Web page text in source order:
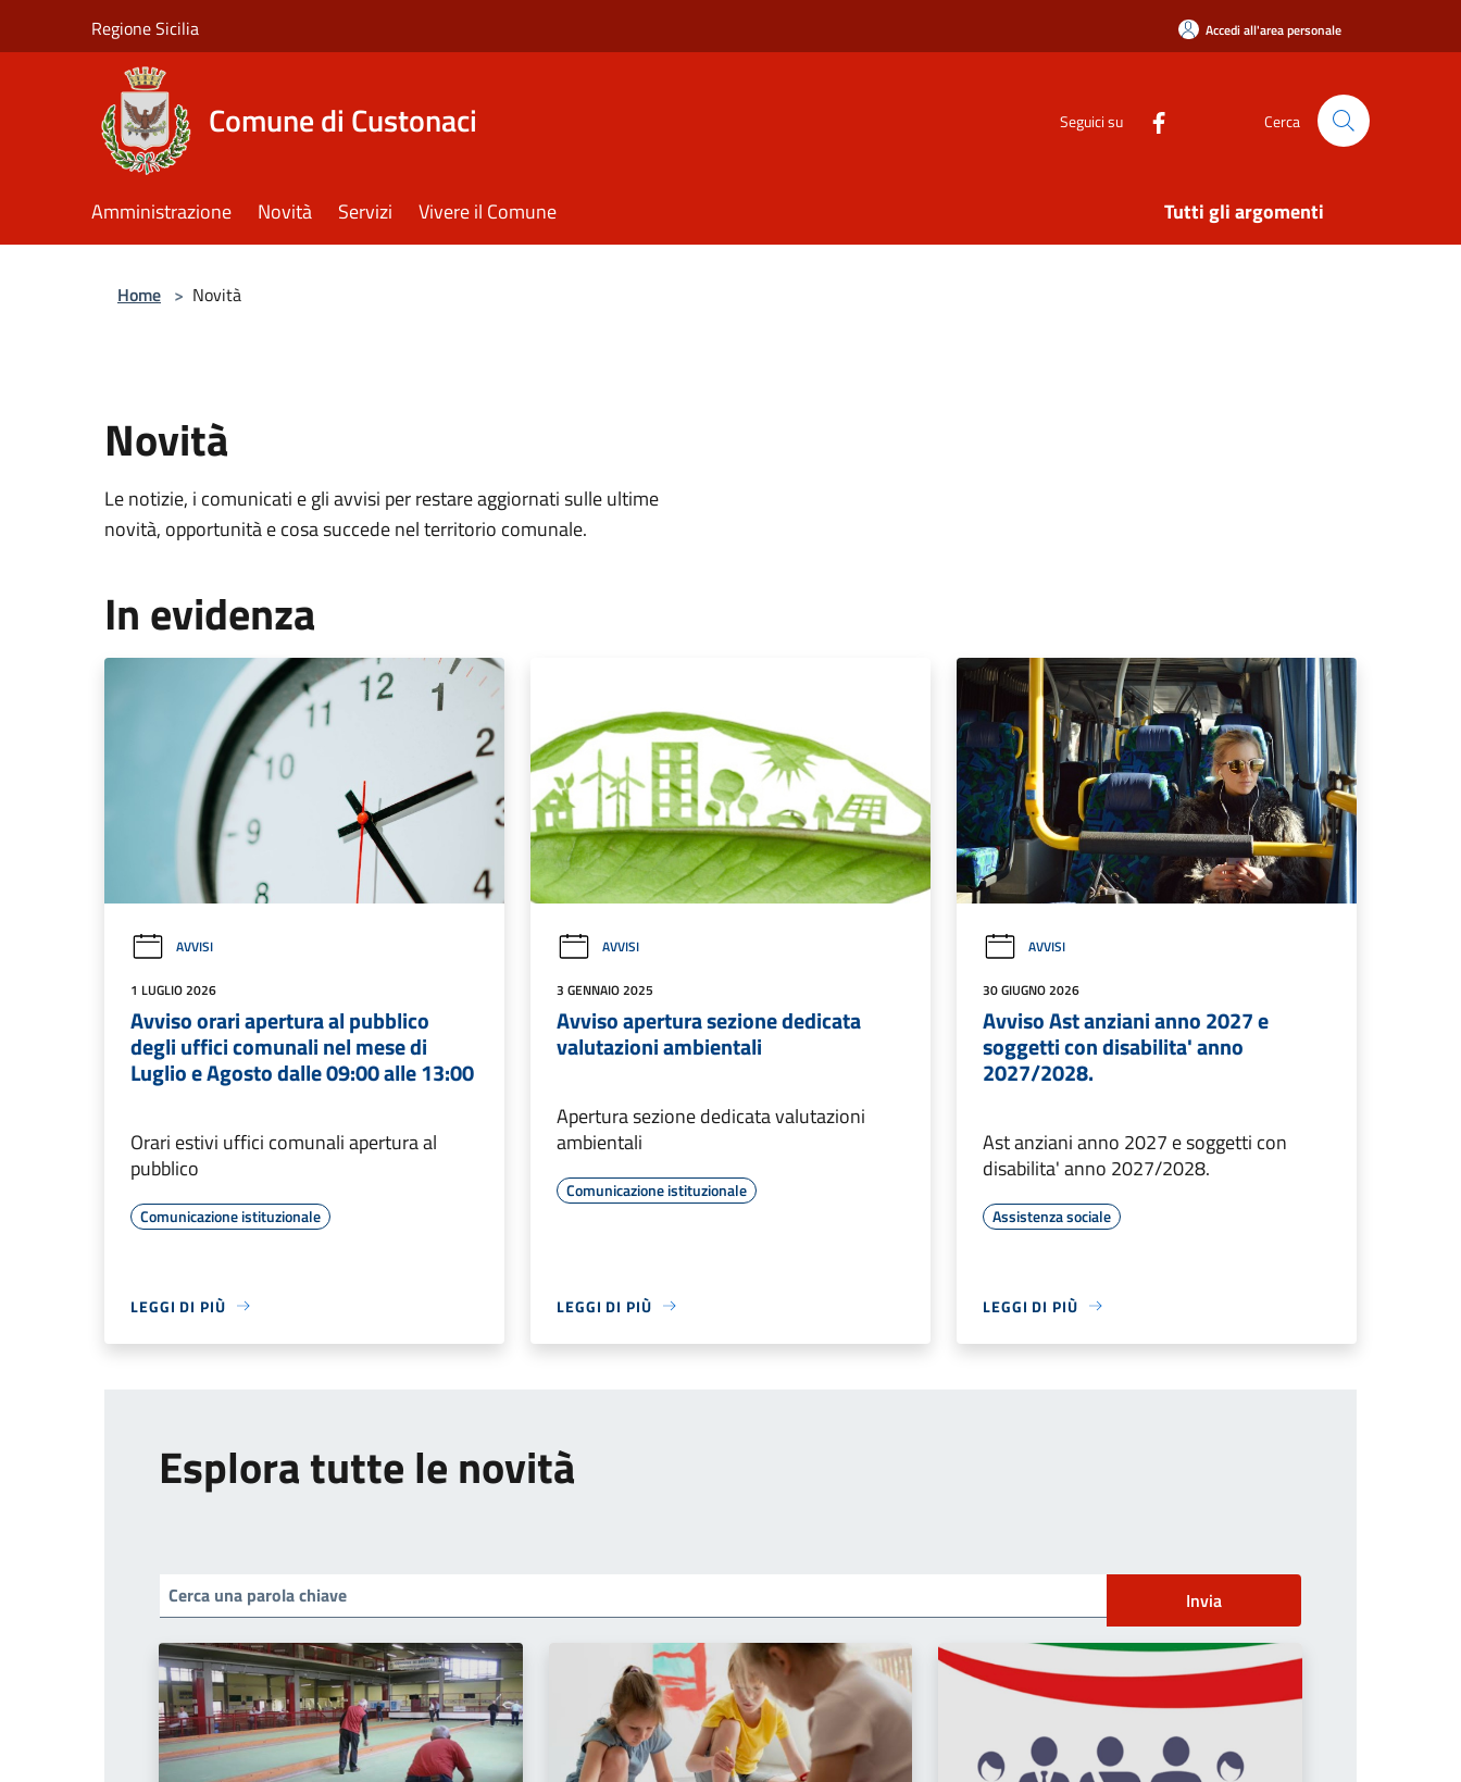
Regione Sicilia Accedi all'area personale
Comune di Custonaci Seguici su Cerca
Amministrazione Novità Servizi Vivere il Comune Tutti gli argomenti
Home > Novità
Novità
Le notizie, i comunicati e gli avvisi per restare aggiornati sulle ultime
novità, opportunità e cosa succede nel territorio comunale.
In evidenza
AVVISI
1 LUGLIO 2026
Avviso orari apertura al pubblico
degli uffici comunali nel mese di
Luglio e Agosto dalle 09:00 alle 13:00
Orari estivi uffici comunali apertura al
pubblico
Comunicazione istituzionale
LEGGI DI PIÙ
AVVISI
3 GENNAIO 2025
Avviso apertura sezione dedicata
valutazioni ambientali
Apertura sezione dedicata valutazioni
ambientali
Comunicazione istituzionale
LEGGI DI PIÙ
AVVISI
30 GIUGNO 2026
Avviso Ast anziani anno 2027 e
soggetti con disabilita' anno
2027/2028.
Ast anziani anno 2027 e soggetti con
disabilita' anno 2027/2028.
Assistenza sociale
LEGGI DI PIÙ
Esplora tutte le novità
Invia